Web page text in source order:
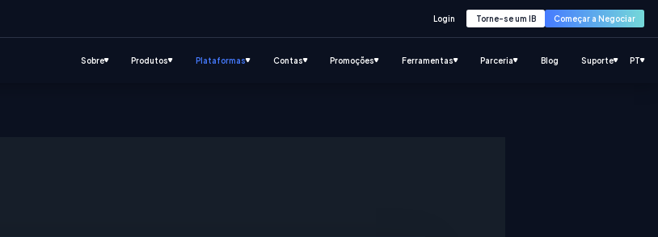
Login Torne-se um IB Começar a Negociar
Sobre Produtos Plataformas Contas Promoções Ferramentas Parceria Blog Suporte PT